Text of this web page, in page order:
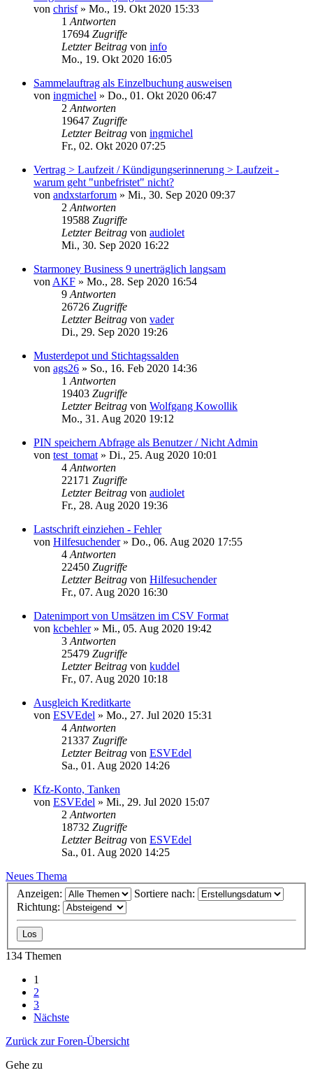
von chrisf» Mo., 19. Okt 2020 15:33
1 Antworten
17694 Zugriffe
Letzter Beitrag von info
Mo., 19. Okt 2020 16:05
Sammelauftrag als Einzelbuchung ausweisen
von ingmichel » Do., 01. Okt 2020 06:47
2 Antworten
19647 Zugriffe
Letzter Beitrag von ingmichel
Fr., 02. Okt 2020 07:25
Vertrag > Laufzeit / Kündigungserinnerung > Laufzeit -
warum geht "unbefristet" nicht?
von andxstarforum » Mi., 30. Sep 2020 09:37
2 Antworten
19588 Zugriffe
Letzter Beitrag von audiolet
Mi., 30. Sep 2020 16:22
Starmoney Business 9 unerträglich langsam
von AKF » Mo., 28. Sep 2020 16:54
9 Antworten
26726 Zugriffe
Letzter Beitrag von vader
Di., 29. Sep 2020 19:26
Musterdepot und Stichtagssalden
von ags26 » So., 16. Feb 2020 14:36
1 Antworten
19403 Zugriffe
Letzter Beitrag von Wolfgang Kowollik
Mo., 31. Aug 2020 19:12
PIN speichern Abfrage als Benutzer / Nicht Admin
von test_tomat » Di., 25. Aug 2020 10:01
4 Antworten
22171 Zugriffe
Letzter Beitrag von audiolet
Fr., 28. Aug 2020 19:36
Lastschrift einziehen - Fehler
von Hilfesuchender» Do., 06. Aug 2020 17:55
4 Antworten
22450 Zugriffe
Letzter Beitrag von Hilfesuchender
Fr., 07. Aug 2020 16:30
Datenimport von Umsätzen im CSV Format
von kcbehler» Mi., 05. Aug 2020 19:42
3 Antworten
25479 Zugriffe
Letzter Beitrag von kuddel
Fr., 07. Aug 2020 10:18
Ausgleich Kreditkarte
von ESVEdel » Mo., 27. Jul 2020 15:31
4 Antworten
21337 Zugriffe
Letzter Beitrag von ESVEdel
Sa., 01. Aug 2020 14:26
Kfz-Konto, Tanken
von ESVEdel » Mi., 29. Jul 2020 15:07
2 Antworten
18732 Zugriffe
Letzter Beitrag von ESVEdel
Sa., 01. Aug 2020 14:25
Neues Thema
Anzeigen:
Sortiere nach:
Richtung:
134 Themen
1
2
3
Nächste
Zurück zur Foren-Übersicht
Gehe zu